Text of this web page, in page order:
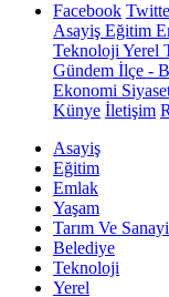
Facebook
Asayiş Eğitim
Teknoloji Yerel
Gündem İlçe -
Ekonomi
Künye İletişim
Asayiş
Eğitim
Emlak
Yaşam
Tarım Ve Sanayi
Belediye
Teknoloji
Yerel